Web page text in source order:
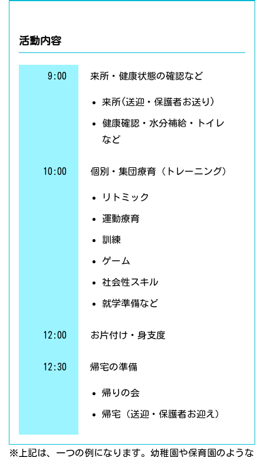
活動内容
9:00 来所・健康状態の確認など
来所(送迎・保護者お送り)
健康確認・水分補給・トイレ
など
10:00 個別・集団療育（トレーニング）
リトミック
運動療育
訓練
ゲーム
社会性スキル
就学準備など
12:00 お片付け・身支度
12:30 帰宅の準備
帰りの会
帰宅（送迎・保護者お迎え）
※上記は、一つの例になります。幼稚園や保育園のような